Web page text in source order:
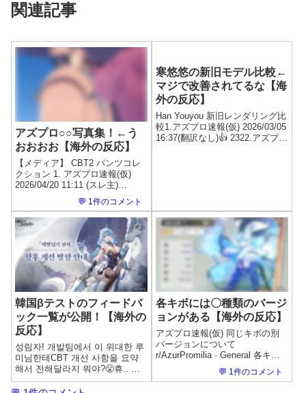
関連記事
アズプロ○○写真集！←う
おおおお【海外の反応】
【メディア】 CBT2 パンツコレ
クション 1. アズプロ速報(仮)
2026/04/20 11:11 (スレ主)
ID:JufufuSex 👍 352 2. アズプロ
速報(仮) 2026/04/20 11:55
ID:No_Falcon5
💬 1件のコメント
寒悠悠の新旧モデル比較←
マジで改善されてるな【海
外の反応】
Han Youyou 新旧レンダリング比
較1.アズプロ速報(仮) 2026/03/05
16:37(翻訳なし)👍 2322.アズプロ
韓国βテストのフィードバ
ック一覧が公開！【海外の
反応】
성림자! 개발팀에서 이 위대한 루
미님한테CBT 개선 사항을 요약
해서 전해달라지 뭐야?😤휴.. 나
정말 바쁜데 말이야 (그래도 성림
자를 위해서라면..!)이 루미님이
各キボには〇種類のバージ
ョンがある【海外の反応】
アズプロ速報(仮) 同じキボの別
バージョンについて
r/AzurPromilia · General 各キボ
には4種類のバージョンがありま
す。 ・通常版 ・通常版の色違い
💬 1件のコメント